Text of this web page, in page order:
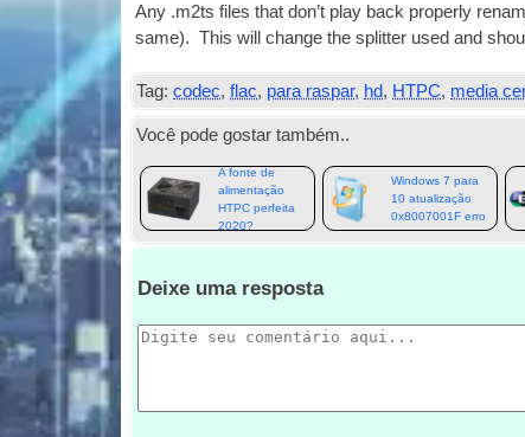
Any .m2ts files that don’t play back prop­erly
same).This will change the split­ter used and
Tag: codec,flac, para raspar, hd, HTPC, media
Você pode gostar também..
A fonte de
alimentação
HTPC perfeita
2020?
Windows 7 para
10 atualização
0x8007001F erro
Deixe uma resposta